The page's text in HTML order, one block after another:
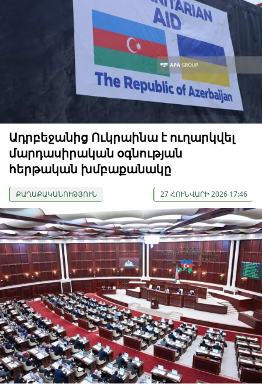
Ադրբեջանից Ուկրաինա է ուղարկվել
մարդասիրական օգնության
հերթական խմբաքանակը
ՔԱՂԱՔԱԿԱՆՈՒԹՅՈՒՆ 27 ՀՈՒՆՎԱՐԻ 2026 17:46